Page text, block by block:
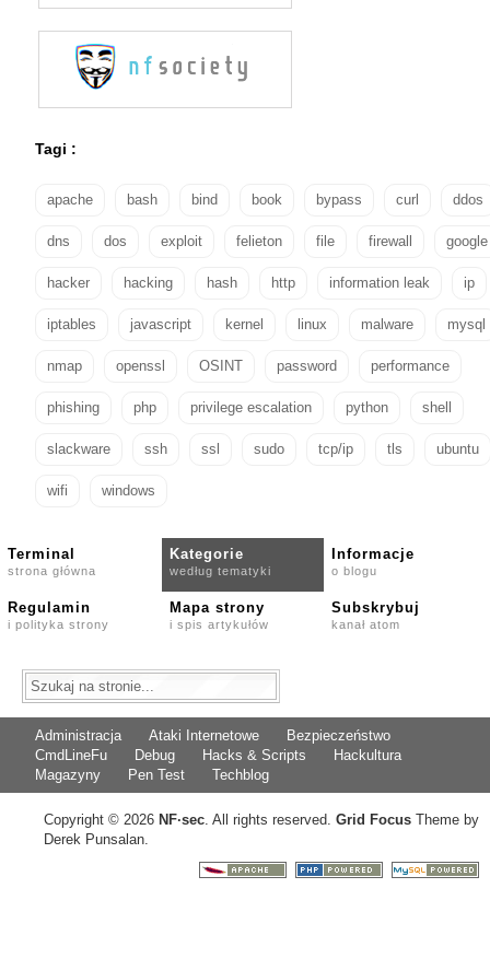
Tagi :
apache bash bind book bypass curl ddos
dns dos exploit felieton file firewall google
hacker hacking hash http information leak ip
iptables javascript kernel linux malware mysql
nmap openssl OSINT password performance
phishing php privilege escalation python shell
slackware ssh ssl sudo tcp/ip tls ubuntu
wifi windows
Terminal
strona główna
Kategorie
według tematyki
Informacje
o blogu
Regulamin
i polityka strony
Mapa strony
i spis artykułów
Subskrybuj
kanał atom
Administracja Ataki Internetowe
Bezpieczeństwo
CmdLineFu
Debug Hacks & Scripts
Hackultura
Magazyny
Pen Test Techblog
Copyright © 2026 NF·sec. All rights reserved. Grid Focus Theme by
Derek Punsalan.